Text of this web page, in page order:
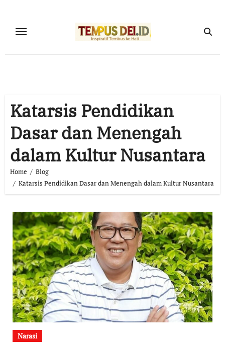
content
Katarsis Pendidikan
Dasar dan Menengah
dalam Kultur Nusantara
Home
Blog
Katarsis Pendidikan Dasar dan Menengah dalam Kultur Nusantara
Narasi